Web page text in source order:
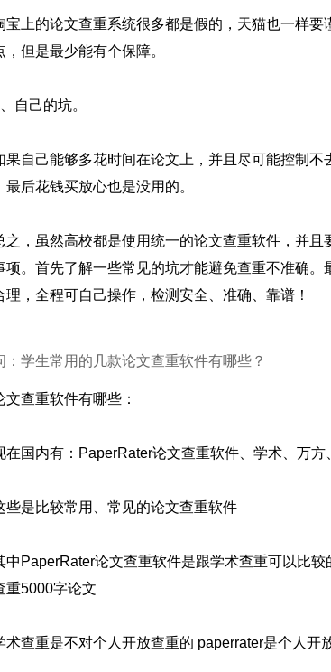
宝上的论文查重系统很多都是假的，天猫也一样
，但是最少能有个保障。
自己的坑。
果自己能够多花时间在论文上，并且尽可能控制
最后花钱买放心也是没用的。
之，虽然高校都是使用统一的论文查重软件，并
项。首先了解一些常见的坑才能避免查重不准确
理，全程可自己操作，检测安全、准确、靠谱！
：学生常用的几款论文查重软件有哪些？
文查重软件有哪些：
在国内有：PaperRater论文查重软件、学术、万
些是比较常用、常见的论文查重软件
中PaperRater论文查重软件是跟学术查重可以比
重5000字论文
术查重是不对个人开放查重的 paperrater是个人开